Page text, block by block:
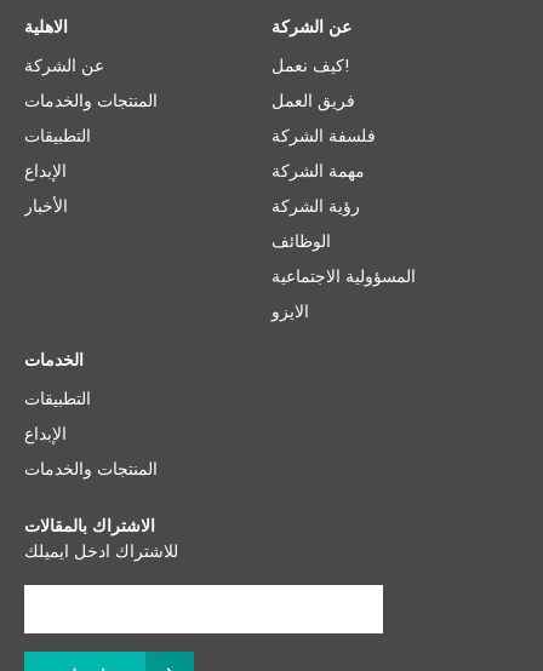
الاهلية
عن الشركة
المنتجات والخدمات
التطبيقات
الإبداع
الأخبار
عن الشركة
كيف نعمل!
فريق العمل
فلسفة الشركة
مهمة الشركة
رؤية الشركة
الوظائف
المسؤولية الاجتماعية
الايزو
الخدمات
التطبيقات
الإبداع
المنتجات والخدمات
الاشتراك بالمقالات
للاشتراك ادخل ايميلك